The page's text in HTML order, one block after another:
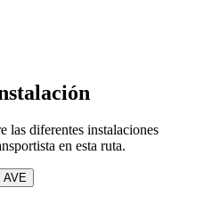
las diferentes instalaciones
en esta ruta.
AVE